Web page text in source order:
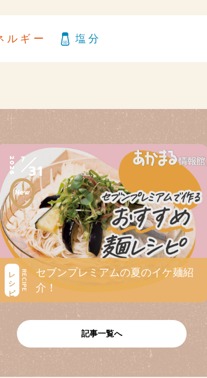
ルギー 塩分
2026 7
31
レシピ RECIPE
セブンプレミアムの夏のイケ麺紹
介！
記事一覧へ